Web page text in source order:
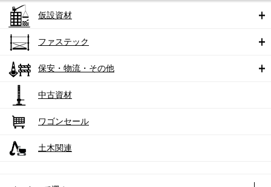
仮設資材
ファステック
保安・物流・その他
中古資材
ワゴンセール
土木関連